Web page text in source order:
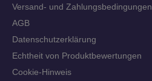
Versand- und Zahlungsbedingungen
AGB
Datenschutzerklärung
Echtheit von Produktbewertungen
Cookie-Hinweis